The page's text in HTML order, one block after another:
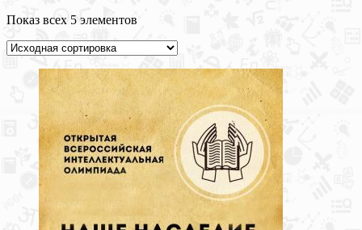
Показ всех 5 элементов